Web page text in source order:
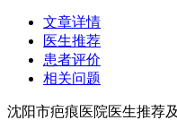
文章详情
医生推荐
患者评价
相关问题
沈阳市疤痕医院医生推荐